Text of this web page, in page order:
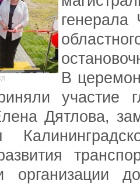
генерала
В
участие
Дятлова,
организации